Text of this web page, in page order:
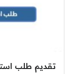
تقديم طلب